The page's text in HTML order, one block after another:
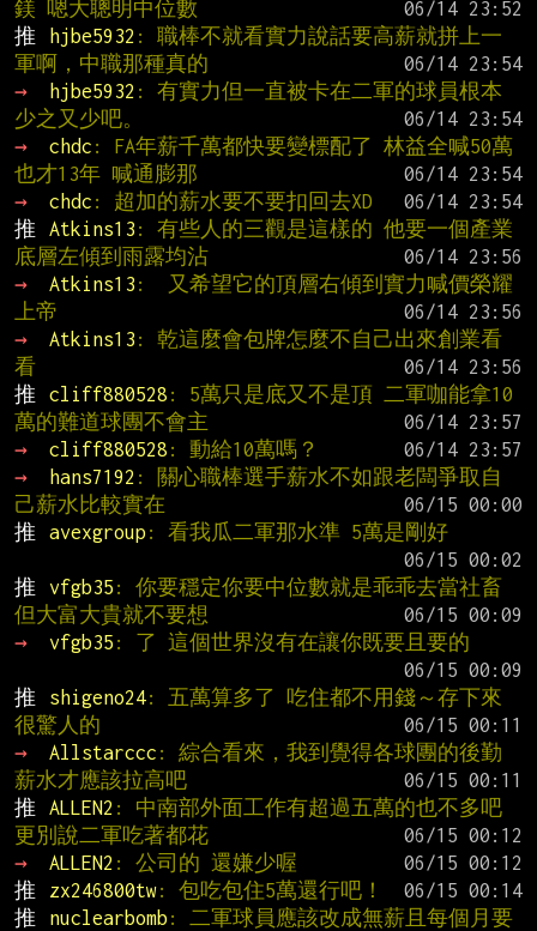
鎂 嗯大聰明中位數
推
hjbe5932 : 職棒不就看實力說話要高薪就拼上一
軍啊，中職那種真的
→
hjbe5932 : 有實力但一直被卡在二軍的球員根本
少之又少吧。
→
chdc : FA年薪千萬都快要變標配了 林益全喊50萬
也才13年 喊通膨那
→
chdc : 超加的薪水要不要扣回去XD
推
Atkins13 : 有些人的三觀是這樣的 他要一個產業
底層左傾到雨露均沾
→
Atkins13 :  又希望它的頂層右傾到實力喊價榮耀
上帝
→
Atkins13 : 乾這麼會包牌怎麼不自己出來創業看
看
推
cliff880528 : 5萬只是底又不是頂 二軍咖能拿10
萬的難道球團不會主
→
cliff880528 : 動給10萬嗎？
→
hans7192 : 關心職棒選手薪水不如跟老闆爭取自
己薪水比較實在
推
avexgroup : 看我瓜二軍那水準 5萬是剛好
推
vfgb35 : 你要穩定你要中位數就是乖乖去當社畜
但大富大貴就不要想
→
vfgb35 : 了 這個世界沒有在讓你既要且要的
推
shigeno24: 五萬算多了 吃住都不用錢～存下來
很驚人的
→
Allstarccc : 綜合看來，我到覺得各球團的後勤
薪水才應該拉高吧
推
ALLEN2 : 中南部外面工作有超過五萬的也不多吧
更別說二軍吃著都花
→
ALLEN2 : 公司的 還嫌少喔
推
zx246800tw: 包吃包住5萬還行吧！
推
nuclearbomb : 二軍球員應該改成無薪且每個月要